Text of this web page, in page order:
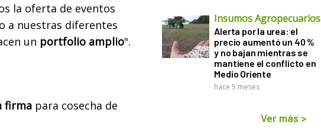
la oferta de eventos
a nuestras diferentes
un portfolio amplio".
firma para cosecha de
Insumos Agropecuarios
Alerta por la urea: el
precio aumentó un 40 %
y no bajan mientras se
mantiene el conflicto en
Medio Oriente
hace 5 meses
Ver más >